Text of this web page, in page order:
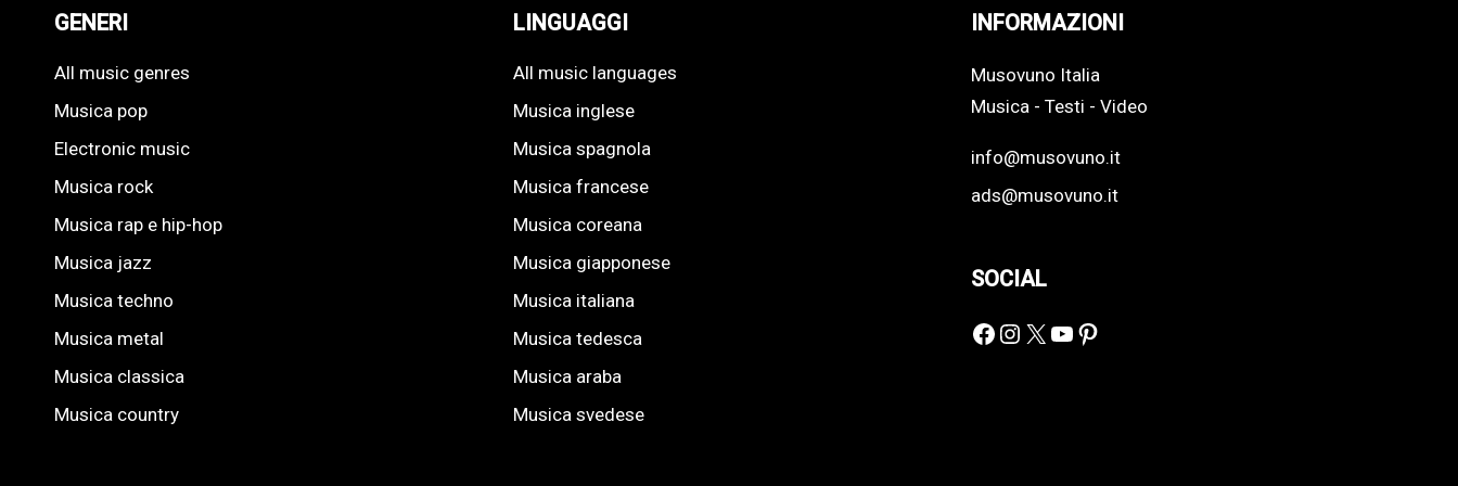
GENERI
All music genres
Musica pop
Electronic music
Musica rock
Musica rap e hip-hop
Musica jazz
Musica techno
Musica metal
Musica classica
Musica country
LINGUAGGI
All music languages
Musica inglese
Musica spagnola
Musica francese
Musica coreana
Musica giapponese
Musica italiana
Musica tedesca
Musica araba
Musica svedese
INFORMAZIONI
Musovuno Italia
Musica - Testi - Video
info@musovuno.it
ads@musovuno.it
SOCIAL
Facebook
Instagram
X YouTube
Pinterest